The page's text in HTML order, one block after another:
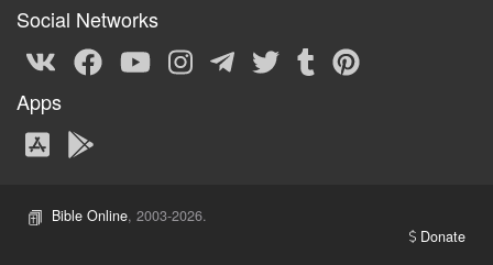
Social Networks
Apps
Bible Online, 2003-2026.
Donate